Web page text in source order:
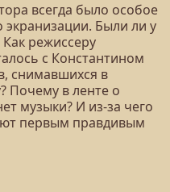
всегда было особое
экранизации. Были ли у
режиссеру
с Константином
снимавшихся в
Почему в ленте о
музыки? И из-за чего
первым правдивым